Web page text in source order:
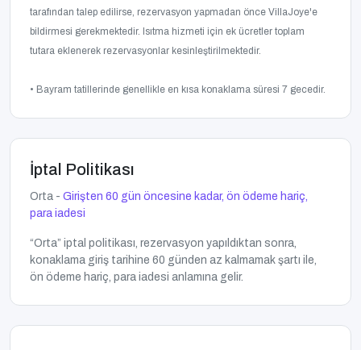
tarafından talep edilirse, rezervasyon yapmadan önce VillaJoye'e
bildirmesi gerekmektedir. Isıtma hizmeti için ek ücretler toplam
tutara eklenerek rezervasyonlar kesinleştirilmektedir.
• Bayram tatillerinde genellikle en kısa konaklama süresi 7 gecedir.
İptal Politikası
Orta - Girişten 60 gün öncesine kadar, ön ödeme hariç,
para iadesi
“Orta” iptal politikası, rezervasyon yapıldıktan sonra,
konaklama giriş tarihine 60 günden az kalmamak şartı ile,
ön ödeme hariç, para iadesi anlamına gelir.